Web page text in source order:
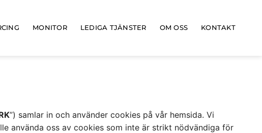
MONITOR LEDIGA TJÄNSTER OM OSS KONTAKT
”) samlar in och använder cookies på vår hemsida. Vi
använda oss av cookies som inte är strikt nödvändiga för